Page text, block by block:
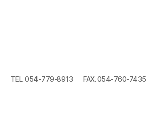
TEL. 054-779-8913 FAX. 054-760-7435